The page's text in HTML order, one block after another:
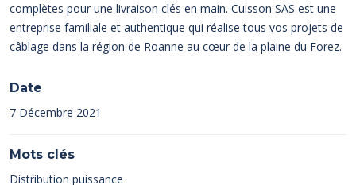
complètes pour une livraison clés en main. Cuisson SAS est une
entreprise familiale et authentique qui réalise tous vos projets de
câblage dans la région de Roanne au cœur de la plaine du Forez.
Date
7 Décembre 2021
Mots clés
Distribution puissance